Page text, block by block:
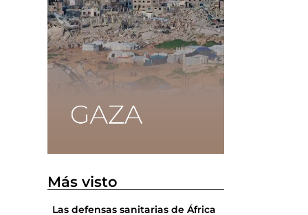
Más visto
Las defensas sanitarias de África